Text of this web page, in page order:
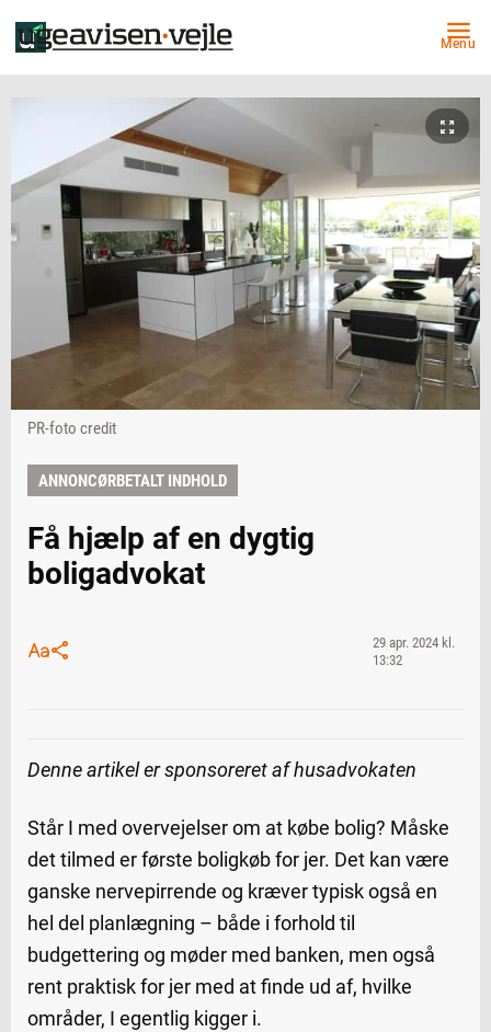
Menu
PR-foto credit
ANNONCØRBETALT INDHOLD
Få hjælp af en dygtig
boligadvokat
29 apr. 2024 kl.
13:32
Denne artikel er sponsoreret af husadvokaten
Står I med overvejelser om at købe bolig? Måske
det tilmed er første boligkøb for jer. Det kan være
ganske nervepirrende og kræver typisk også en
hel del planlægning – både i forhold til
budgettering og møder med banken, men også
rent praktisk for jer med at finde ud af, hvilke
områder, I egentlig kigger i.